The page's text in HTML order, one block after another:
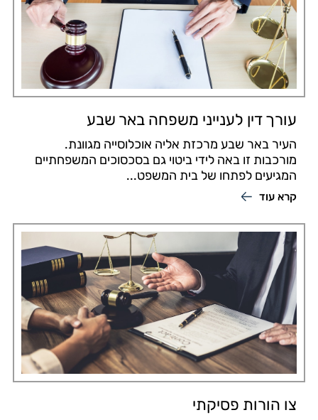
עורך דין לענייני משפחה באר שבע
העיר באר שבע מרכזת אליה אוכלוסייה מגוונת.
מורכבות זו באה לידי ביטוי גם בסכסוכים המשפחתיים
המגיעים לפתחו של בית המשפט...
קרא עוד
צו הורות פסיקתי